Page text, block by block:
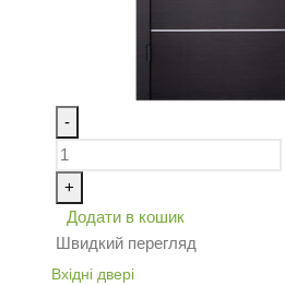
-
+
Додати в кошик
Швидкий перегляд
Вхідні двері